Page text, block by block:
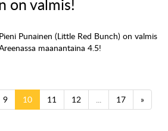
Punainen (Little Red Bunch) on valmis
maanantaina 4.5!
9 10 11 12 17 »